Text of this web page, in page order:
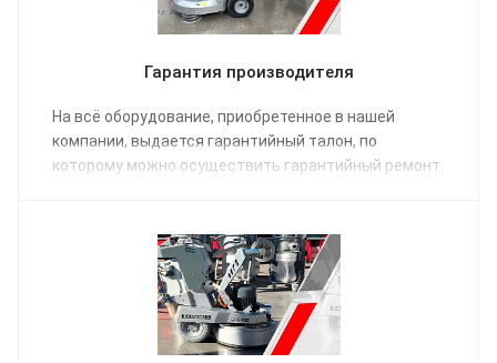
Гарантия производителя
На всё оборудование, приобретенное в нашей
компании, выдается гарантийный талон, по
которому можно осуществить гарантийный ремонт.